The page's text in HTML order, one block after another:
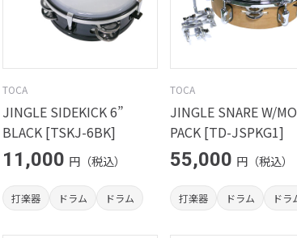
TOCA
JINGLE SIDEKICK 6”
BLACK [TSKJ-6BK]
11,000 円（税込）
打楽器 ドラム ドラム
TOCA
JINGLE SNARE W/
PACK [TD-JSPKG1]
55,000 円（税込）
打楽器 ドラム ドラ